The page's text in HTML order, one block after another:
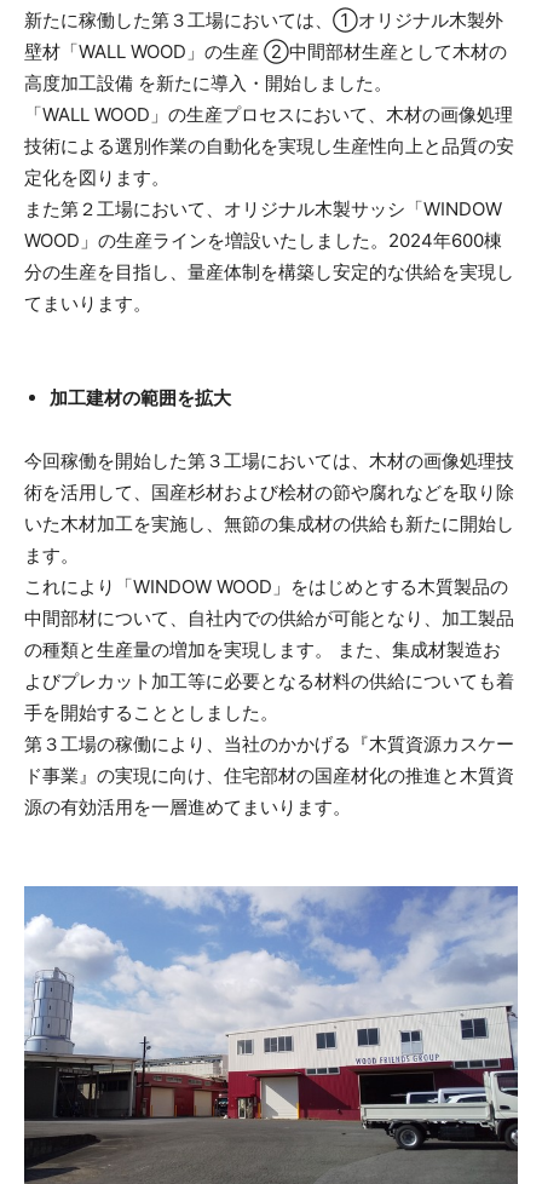
新たに稼働した第３工場においては、①オリジナル木製外
壁材「WALL WOOD」の生産 ②中間部材生産として木材の
高度加工設備 を新たに導入・開始しました。
「WALL WOOD」の生産プロセスにおいて、木材の画像処理
技術による選別作業の自動化を実現し生産性向上と品質の安
定化を図ります。
また第２工場において、オリジナル木製サッシ「WINDOW
WOOD」の生産ラインを増設いたしました。2024年600棟
分の生産を目指し、量産体制を構築し安定的な供給を実現し
てまいります。
加工建材の範囲を拡大
今回稼働を開始した第３工場においては、木材の画像処理技
術を活用して、国産杉材および桧材の節や腐れなどを取り除
いた木材加工を実施し、無節の集成材の供給も新たに開始し
ます。
これにより「WINDOW WOOD」をはじめとする木質製品の
中間部材について、自社内での供給が可能となり、加工製品
の種類と生産量の増加を実現します。 また、集成材製造お
よびプレカット加工等に必要となる材料の供給についても着
手を開始することとしました。
第３工場の稼働により、当社のかかげる『木質資源カスケー
ド事業』の実現に向け、住宅部材の国産材化の推進と木質資
源の有効活用を一層進めてまいります。